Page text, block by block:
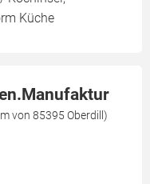
Küche
von 85395 Oberdill)